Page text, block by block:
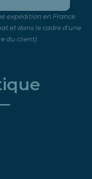
expédition en France
et dans le cadre d’une
du client)